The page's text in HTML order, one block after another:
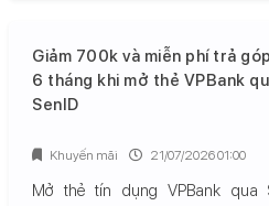
Giảm 700k và miễn phí trả góp
6 tháng khi mở thẻ VPBank
SenID
Mở thẻ tín dụng VPBank qua
Khuyến mãi 21/07/2026 01:00